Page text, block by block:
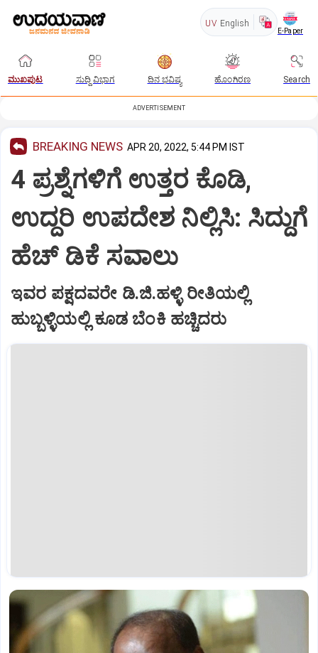
UV English
E-Paper
ಮುಖಪುಟ ಸುದ್ದಿ ವಿಭಾಗ ದಿನ ಭವಿಷ್ಯ ಹೊಂಗಿರಣ Search
ADVERTISEMENT
BREAKING NEWS APR 20, 2022, 5:44 PM IST
4 ಪ್ರಶ್ನೆಗಳಿಗೆ ಉತ್ತರ ಕೊಡಿ,
ಉದ್ದರಿ ಉಪದೇಶ ನಿಲ್ಲಿಸಿ: ಸಿದ್ದುಗೆ
ಹೆಚ್ ಡಿಕೆ ಸವಾಲು
ಇವರ ಪಕ್ಷದವರೇ ಡಿ.ಜಿ.ಹಳ್ಳಿ ರೀತಿಯಲ್ಲಿ
ಹುಬ್ಬಳ್ಳಿಯಲ್ಲಿ ಕೂಡ ಬೆಂಕಿ ಹಚ್ಚಿದರು